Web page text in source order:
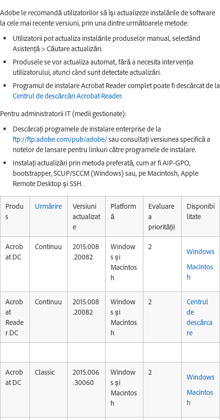
Adobe le recomandă utilizatorilor să își actualizeze instalările de software
la cele mai recente versiuni, prin una dintre următoarele metode:
Utilizatorii pot actualiza instalările produselor manual, selectând
Asistență > Căutare actualizări.
Produsele se vor actualiza automat, fără a necesita intervenția
utilizatorului, atunci când sunt detectate actualizări.
Programul de instalare Acrobat Reader complet poate fi descărcat de la
Centrul de descărcări Acrobat Reader.
Pentru administratorii IT (medii gestionate):
Descărcați programele de instalare enterprise de la
ftp://ftp.adobe.com/pub/adobe/sau consultați versiunea specifică a
notelor de lansare pentru linkuri către programele de instalare.
Instalați actualizări prin metoda preferată, cum ar fi AIP-GPO,
bootstrapper, SCUP/SCCM (Windows) sau, pe Macintosh, Apple
Remote Desktop și SSH.
Produ
s
Urmărire
Versiuni
actualizat
e
Platform
ă
Evaluare
a
priorității
Disponibi
litate
Acrob
at DC
Continuu
2015.008
.20082
Window
s și
Macintos
h
2
Windows
Macintos
h
Acrob
at
Reade
r DC
Continuu
2015.008
.20082
Window
s și
Macintos
h
2
Centrul
de
descărca
re
Acrob
at DC
Classic
2015.006
.30060
Window
s și
Macintos
h
2
Windows
Macintos
h